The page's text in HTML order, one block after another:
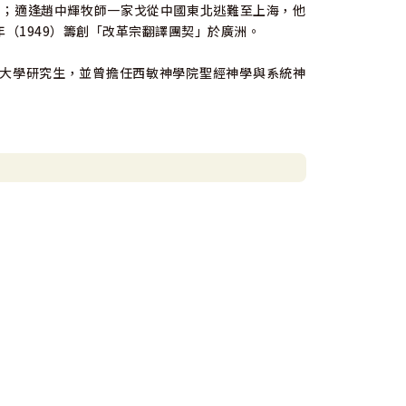
適逢趙中輝牧師一家戈從中國東北逃難至上海，他
1949）籌創「改革宗翻譯團契」於廣洲。
學研究生，並曾擔任西敏神學院聖經神學與系統神